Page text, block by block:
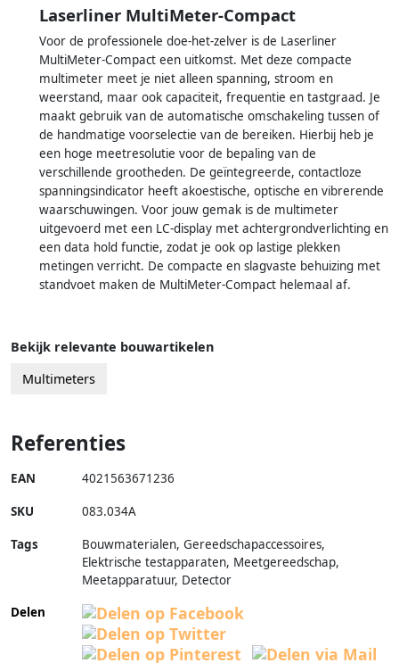
Laserliner MultiMeter-Compact
Voor de professionele doe-het-zelver is de Laserliner
MultiMeter-Compact een uitkomst. Met deze compacte
multimeter meet je niet alleen spanning, stroom en
weerstand, maar ook capaciteit, frequentie en tastgraad. Je
maakt gebruik van de automatische omschakeling tussen of
de handmatige voorselectie van de bereiken. Hierbij heb je
een hoge meetresolutie voor de bepaling van de
verschillende grootheden. De geïntegreerde, contactloze
spanningsindicator heeft akoestische, optische en vibrerende
waarschuwingen. Voor jouw gemak is de multimeter
uitgevoerd met een LC-display met achtergrondverlichting en
een data hold functie, zodat je ook op lastige plekken
metingen verricht. De compacte en slagvaste behuizing met
standvoet maken de MultiMeter-Compact helemaal af.
Bekijk relevante bouwartikelen
Multimeters
Referenties
EAN 4021563671236
SKU 083.034A
Tags
Bouwmaterialen, Gereedschapaccessoires,
Elektrische testapparaten, Meetgereedschap,
Meetapparatuur, Detector
Delen